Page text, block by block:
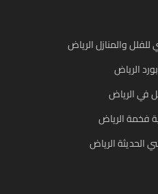
والمنازل الرياض
الرياض
في الرياض
فخمة الرياض
الرياض